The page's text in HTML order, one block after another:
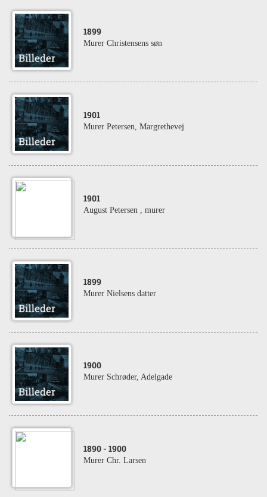
1899
Murer Christensens søn
1901
Murer Petersen, Margrethevej
1901
August Petersen , murer
1899
Murer Nielsens datter
1900
Murer Schrøder, Adelgade
1890 - 1900
Murer Chr. Larsen